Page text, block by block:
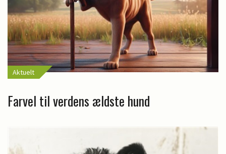
Aktuelt
Farvel til verdens ældste hund